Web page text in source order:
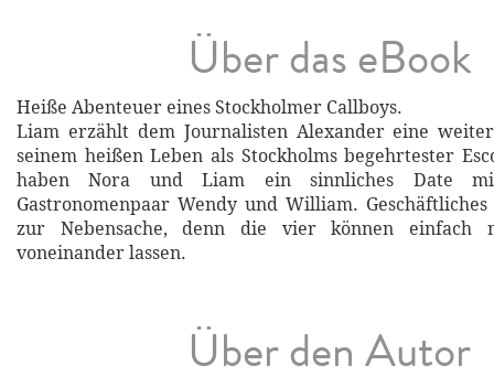
Über das eBook
Heiße Abenteuer eines Stockholmer Callboys.
Liam erzählt dem Journalisten Alexander eine
seinem heißen Leben als Stockholms begehrtester
haben Nora und Liam ein sinnliches Date
Gastronomenpaar Wendy und William.
zur Nebensache, denn die vier können einfach
voneinander lassen.
Über den Autor